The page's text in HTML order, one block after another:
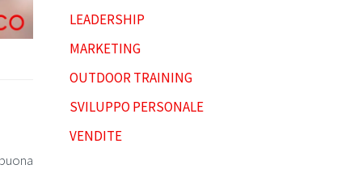
LEADERSHIP
MARKETING
OUTDOOR TRAINING
SVILUPPO PERSONALE
VENDITE